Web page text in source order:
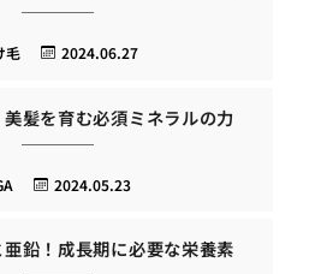
2024.06.27
毛
髪を育む必須ミネラルの力
2024.05.23
鉛！成長期に必要な栄養素